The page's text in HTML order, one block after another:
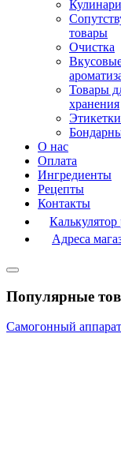
товары
Очистка
Товары
хранения
Этикетки
О нас
Оплата
Ингредиенты
Рецепты
Контакты
Калькулятор
Адреса
Популярные
Самогонный